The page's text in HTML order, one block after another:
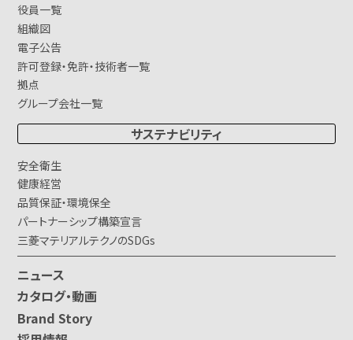
役員一覧
組織図
電子公告
許可登録・免許・技術者一覧
拠点
グループ会社一覧
サステナビリティ
安全衛生
健康経営
品質保証・環境保全
パートナーシップ構築宣言
三菱マテリアルテクノのSDGs
ニュース
カタログ・動画
Brand Story